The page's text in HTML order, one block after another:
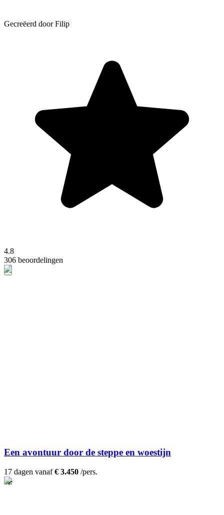
Gecreëerd door Filip
4.8
306 beoordelingen
Een avontuur door de steppe en woestijn
17 dagen vanaf€ 3.450 /pers.